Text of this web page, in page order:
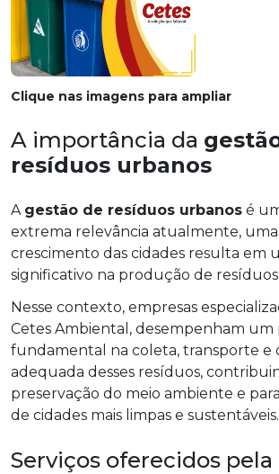
Clique nas imagens para ampliar
A importância da
resíduos urbanos
A gestão de resíduos urbanos é
extrema relevância atualmente,
crescimento das cidades resulta em
significativo na produção de resíduos.
Nesse contexto, empresas
Cetes Ambiental, desempenham um
fundamental na coleta, transporte e
adequada desses resíduos,
preservação do meio ambiente e
de cidades mais limpas e sustentáveis.
Serviços oferecidos pela